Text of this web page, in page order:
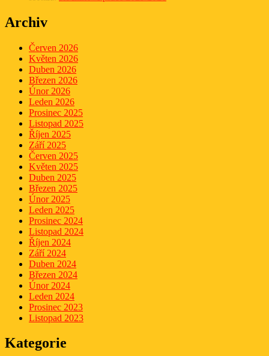
Archiv
Červen 2026
Květen 2026
Duben 2026
Březen 2026
Únor 2026
Leden 2026
Prosinec 2025
Listopad 2025
Říjen 2025
Září 2025
Červen 2025
Květen 2025
Duben 2025
Březen 2025
Únor 2025
Leden 2025
Prosinec 2024
Listopad 2024
Říjen 2024
Září 2024
Duben 2024
Březen 2024
Únor 2024
Leden 2024
Prosinec 2023
Listopad 2023
Kategorie